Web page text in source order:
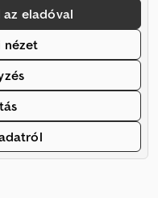
eladóval
nézet